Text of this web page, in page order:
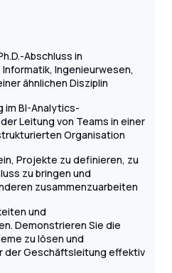
Abschluss in
Ingenieurwesen,
ähnlichen Disziplin
im BI-Analytics-
Leitung von Teams in einer
Organisation
Projekte zu definieren, zu
zu bringen und
zusammenzuarbeiten
und
Demonstrieren Sie die
zu lösen und
der Geschäftsleitung effektiv